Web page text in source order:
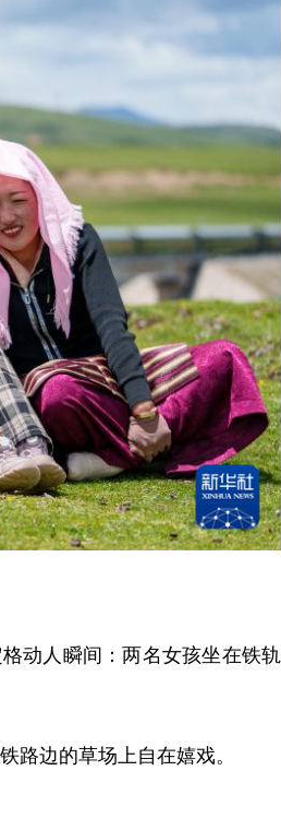
动人瞬间：两名女孩坐在铁轨
边的草场上自在嬉戏。